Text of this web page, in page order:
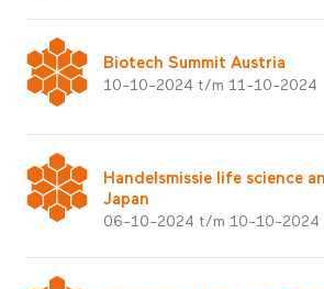
Biotech Summit Austria
10-10-2024 t/m 11-10-2024
Handelsmissie life science
Japan
06-10-2024 t/m 10-10-2024